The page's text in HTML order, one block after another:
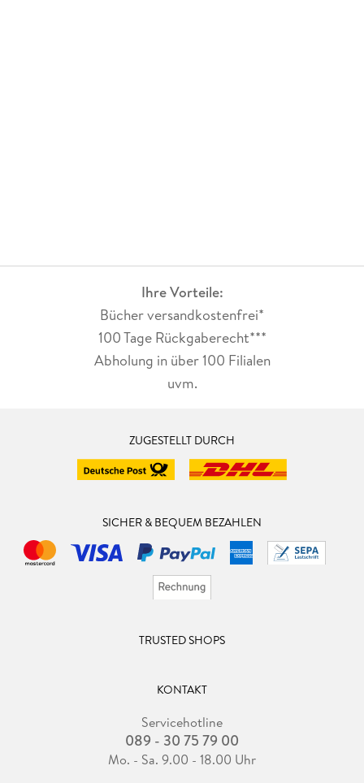
Ihre Vorteile:
Bücher versandkostenfrei*
100 Tage Rückgaberecht***
Abholung in über 100 Filialen
uvm.
ZUGESTELLT DURCH
SICHER & BEQUEM BEZAHLEN
TRUSTED SHOPS
KONTAKT
Servicehotline
089 - 30 75 79 00
Mo. - Sa. 9.00 - 18.00 Uhr